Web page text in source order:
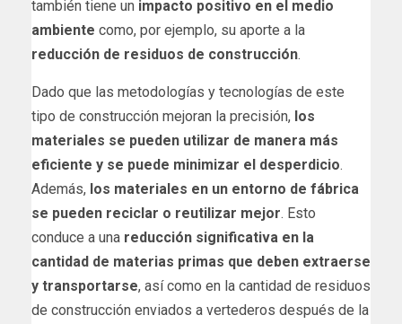
también tiene un impacto positivo en el medio
ambiente como, por ejemplo, su aporte a la
reducción de residuos de construcción.
Dado que las metodologías y tecnologías de este
tipo de construcción mejoran la precisión, los
materiales se pueden utilizar de manera más
eficiente y se puede minimizar el desperdicio.
Además, los materiales en un entorno de fábrica
se pueden reciclar o reutilizar mejor. Esto
conduce a una reducción significativa en la
cantidad de materias primas que deben extraerse
y transportarse, así como en la cantidad de residuos
de construcción enviados a vertederos después de la